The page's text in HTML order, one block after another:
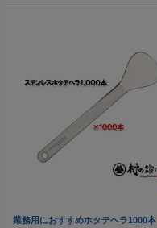
業務用におすすめホタテヘラ1000本